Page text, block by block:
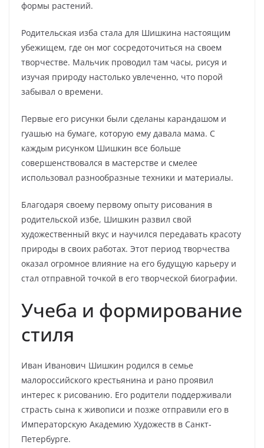
формы растений.
Родительская изба стала для Шишкина настоящим
убежищем, где он мог сосредоточиться на своем
творчестве. Мальчик проводил там часы, рисуя и
изучая природу настолько увлеченно, что порой
забывал о времени.
Первые его рисунки были сделаны карандашом и
гуашью на бумаге, которую ему давала мама. С
каждым рисунком Шишкин все больше
совершенствовался в мастерстве и смелее
использовал разнообразные техники и материалы.
Благодаря своему первому опыту рисования в
родительской избе, Шишкин развил свой
художественный вкус и научился передавать красоту
природы в своих работах. Этот период творчества
оказал огромное влияние на его будущую карьеру и
стал отправной точкой в его творческой биографии.
Учеба и формирование
стиля
Иван Иванович Шишкин родился в семье
малороссийского крестьянина и рано проявил
интерес к рисованию. Его родители поддерживали
страсть сына к живописи и позже отправили его в
Императорскую Академию Художеств в Санкт-
Петербурге.